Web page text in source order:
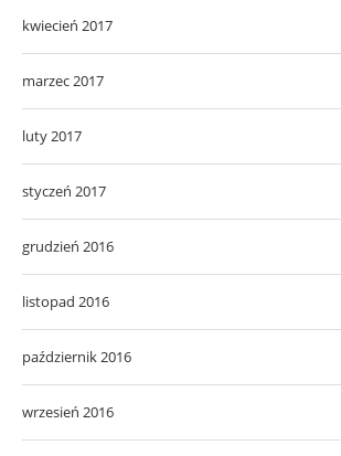
kwiecień 2017
marzec 2017
luty 2017
styczeń 2017
grudzień 2016
listopad 2016
październik 2016
wrzesień 2016